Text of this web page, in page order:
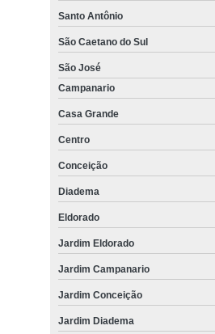
Santo Antônio
São Caetano do Sul
São José
Campanario
Casa Grande
Centro
Conceição
Diadema
Eldorado
Jardim Eldorado
Jardim Campanario
Jardim Conceição
Jardim Diadema